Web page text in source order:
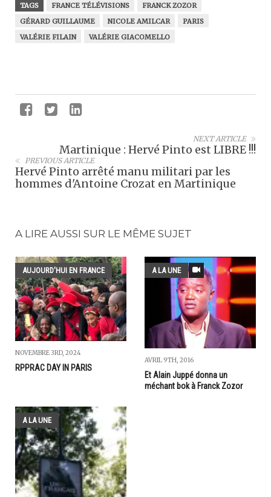
TAGS FRANCE TÉLÉVISIONS
FRANCK ZOZOR
GÉRARD GUILLAUME
NICOLE AMILCAR
PARIS
VALÉRIE FILAIN
VALÉRIE GIACOMELLO
NEXT ARTICLE
Martinique : Hervé Pinto est LIBRE !!!
PREVIOUS ARTICLE
Hervé Pinto arrêté manu militari par les
hommes d'Antoine Crozat en Martinique
A LIRE AUSSI SUR LE MÊME SUJET
AUJOURD'HUI EN FRANCE
NOVEMBRE 3RD, 2024
RPPRAC DAY IN PARIS
A LA UNE
AVRIL 9TH, 2016
Et Alain Juppé donna un
méchant bok à Franck Zozor
A LA UNE